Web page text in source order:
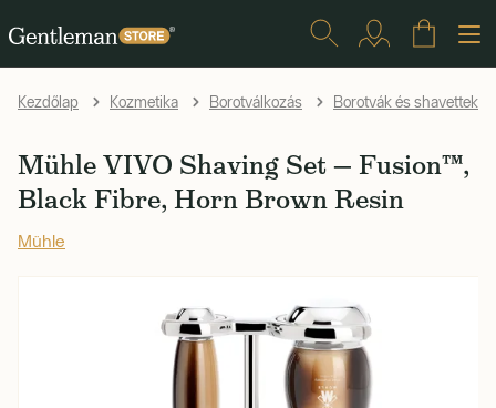
Kezdőlap Kozmetika Borotválkozás Borotvák és shavettek
Mühle VIVO Shaving Set — Fusion™,
Black Fibre, Horn Brown Resin
Mühle